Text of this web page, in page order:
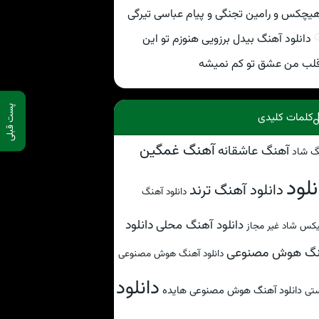
پست قبلی
و رامین تجنگی و پیام عباسی تیرگی
دانلود آهنگ بیدل برزویی هنوزم تو این
من عشق تو کم نمیشه
کلمات کلیدی
شادآهنگ عاشقانهآهنگ غمگین
دانلود آهنگ ترند دانلود آهنگ
شاد غیر مجاز دانلود آهنگ محلیدانلود
هوش مصنوعی دانلود آهنگ هوش مصنوعی
دانلود آهنگ هوش مصنوعی هایده دانلود